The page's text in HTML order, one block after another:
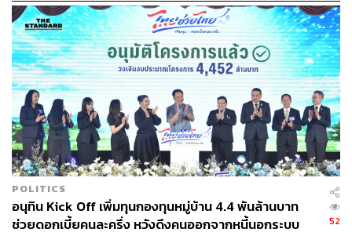
POLITICS
อนุทิน Kick Off เพิ่มทุนกองทุนหมู่บ้าน 4.4 พันล้านบาท
ช่วยดอกเบี้ยคนละครึ่ง หวังดึงคนออกจากหนี้นอกระบบ
52